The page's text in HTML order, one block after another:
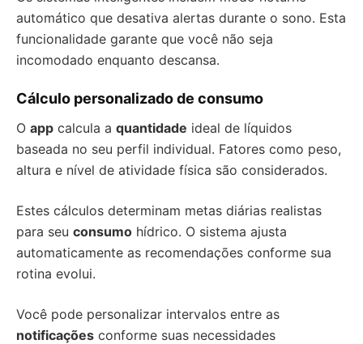
automático que desativa alertas durante o sono. Esta
funcionalidade garante que você não seja
incomodado enquanto descansa.
Cálculo personalizado de consumo
O app calcula a quantidade ideal de líquidos
baseada no seu perfil individual. Fatores como peso,
altura e nível de atividade física são considerados.
Estes cálculos determinam metas diárias realistas
para seu consumo hídrico. O sistema ajusta
automaticamente as recomendações conforme sua
rotina evolui.
Você pode personalizar intervalos entre as
notificações conforme suas necessidades